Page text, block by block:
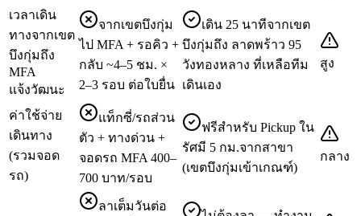
เวลาเดิน
ทางจากเขต
บึงกุ่มถึง
MFA
แจ้งวัฒนะ
จากเขตบึงกุ่ม
ไป MFA + รอคิว +
กลับ ~4–5 ชม. ×
2–3 รอบ ต่อใบยื่น
เดิน 25 นาทีจากเขต
บึงกุ่มถึง ลาดพร้าว 95
วังทองหลาง ที่เหลือทีม
เดินเอง
สูง
ค่าใช้จ่าย
เดินทาง
(รวมจอด
รถ)
แท็กซี่/รถส่วน
ตัว + ทางด่วน +
จอดรถ MFA 400–
700 บาท/รอบ
ฟรีสำหรับ Pickup ใน
รัศมี 5 กม.จากสาขา
(เขตบึงกุ่มเข้าเกณฑ์)
กลาง
ลาเต็มวันต่อ